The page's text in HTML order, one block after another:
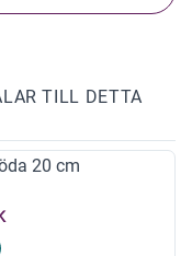
TILL DETTA
20 cm